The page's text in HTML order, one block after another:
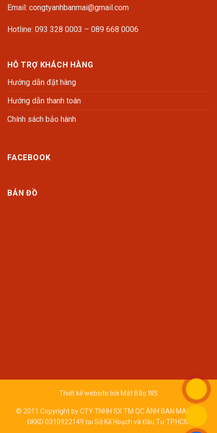
Email: congtyanhbanmai@gmail.com
Hotline: 093 328 0003 – 089 668 0006
HỖ TRỢ KHÁCH HÀNG
Hướng dẫn đặt hàng
Hướng dẫn thanh toán
Chính sách bảo hành
FACEBOOK
BẢN ĐỒ
Thiết kế website bởi Mắt Bão WS
© 2011 Copyright by CTY TNHH SX TM QC ÁNH BAN MAI - Số
ĐKKD 0310922149 tại Sở Kế Hoạch và Đầu Tư TP.HCM